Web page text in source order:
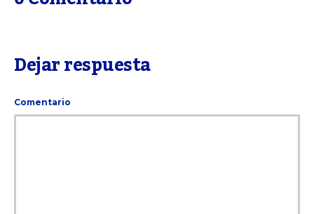
Dejar respuesta
Comentario